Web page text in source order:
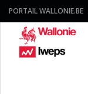
PORTAIL WALLONIE.BE